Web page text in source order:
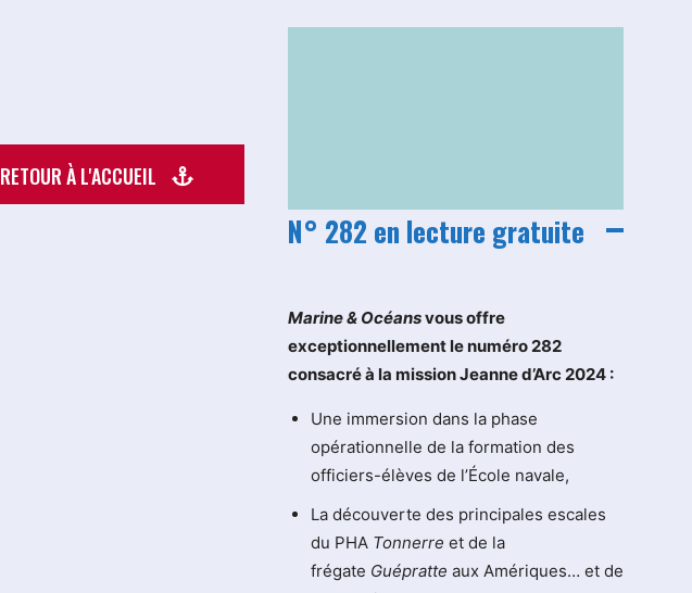
RETOUR À L'ACCUEIL
N° 282 en lecture gratuite
Marine & Océansvous offre
exceptionnellement le numéro 282
consacré à la mission Jeanne d’Arc 2024 :
Une immersion dans la phase
opérationnelle de la formation des
officiers-élèves de l’École navale,
La découverte des principales escales
du PHA Tonnerre et de la
frégate Guépratte aux Amériques… et de